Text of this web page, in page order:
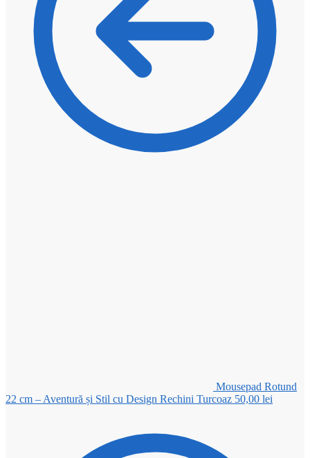
Mousepad Rotund
22 cm – Aventură și Stil cu Design Rechini Turcoaz 50,00 lei